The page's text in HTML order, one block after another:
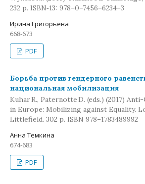
232 p. ISBN‑13: 978–0–7456–6234–3
Ирина Григорьева
668-673
PDF
Борьба против гендерного
национальная мобилизация
Kuhar R., Paternotte D. (eds.) (2017)
in Europe: Mobilizing against Equality.
Littlefield. 302 p. ISBN 978–1783489992
Анна Темкина
674-683
PDF